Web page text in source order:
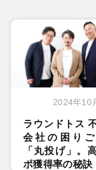
2024年10
ラウンドトス
会社の困り
「丸投げ」。
ポ獲得率の秘訣